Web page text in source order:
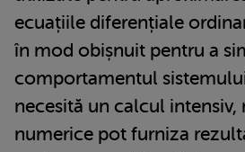
ecuațiile diferențiale
în mod obișnuit pentru a
comportamentul
necesită un calcul intensiv,
numerice pot furniza